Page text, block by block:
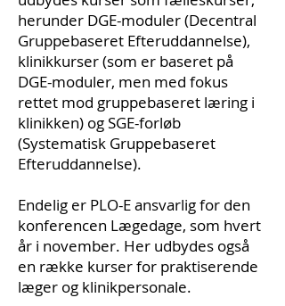
herunder DGE-moduler (Decentral
Gruppebaseret Efteruddannelse),
klinikkurser (som er baseret på
DGE-moduler, men med fokus
rettet mod gruppebaseret læring i
klinikken) og SGE-forløb
(Systematisk Gruppebaseret
Efteruddannelse).
Endelig er PLO-E ansvarlig for den
konferencen Lægedage, som hvert
år i november. Her udbydes også
en række kurser for praktiserende
læger og klinikpersonale.